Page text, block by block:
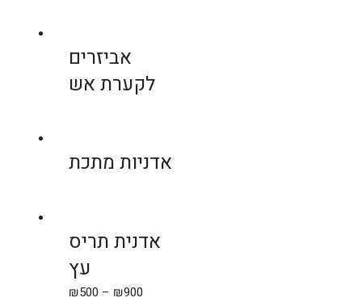
אביזרים
לקערת אש
אדניות מתכת
אדנית תריס
עץ
₪500 – ₪900